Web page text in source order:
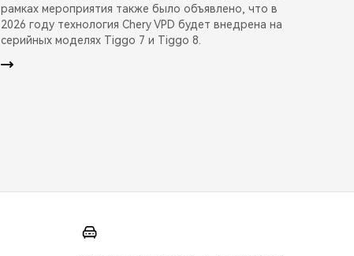
рамках мероприятия также было объявлено, что в
2026 году технология Chery VPD будет внедрена на
серийных моделях Tiggo 7 и Tiggo 8.